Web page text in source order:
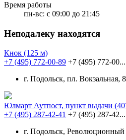
Время работы
пн-вс: с 09:00 до 21:45
Неподалеку находятся
Кнок (125 м)
+7 (495) 772-00-89 +7 (495) 772-00...
г. Подольск, пл. Вокзальная,
Юлмарт Аутпост, пункт выдачи
+7 (495) 287-42-41 +7 (495) 287-42...
г. Подольск, Революционный